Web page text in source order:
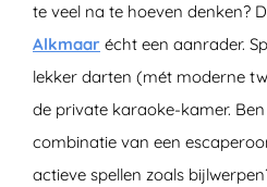
te veel na te hoeven denken?
Alkmaar écht een aanrader.
lekker darten (mét moderne
de private karaoke-kamer.
combinatie van een
actieve spellen zoals